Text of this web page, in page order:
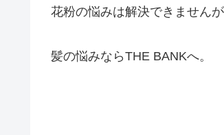
花粉の悩みは解決できませんが
髪の悩みならTHE BANKへ。